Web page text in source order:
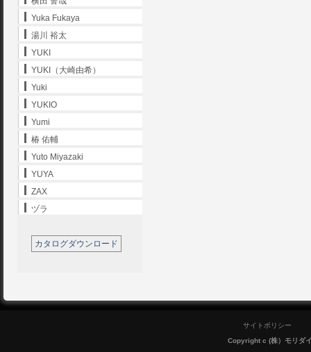
Yuka Fukaya
湯川 裕太
YUKI
YUKI（大崎由希）
Yuki
YUKIO
Yumi
椿 佑輔
Yuto Miyazaki
YUYA
ZAX
ヅラ
カタログダウンロード
サイトポリシー
Copyright c (株）モリダ